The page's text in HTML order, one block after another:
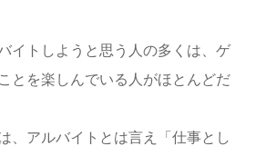
イトしようと思う人の多くは、ゲ
とを楽しんでいる人がほとんどだ
、アルバイトとは言え「仕事とし